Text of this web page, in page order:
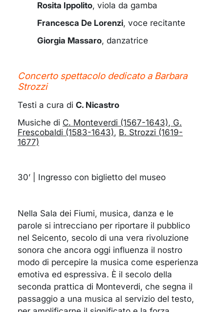
Rosita Ippolito, viola da gamba
Francesca De Lorenzi, voce recitante
Giorgia Massaro, danzatrice
Concerto spettacolo dedicato a Barbara
Strozzi
Testi a cura di C. Nicastro
Musiche di C. Monteverdi (1567-1643), G.
Frescobaldi (1583-1643), B. Strozzi (1619-
1677)
30’ | Ingresso con biglietto del museo
Nella Sala dei Fiumi, musica, danza e le
parole si intrecciano per riportare il pubblico
nel Seicento, secolo di una vera rivoluzione
sonora che ancora oggi influenza il nostro
modo di percepire la musica come esperienza
emotiva ed espressiva. È il secolo della
seconda prattica di Monteverdi, che segna il
passaggio a una musica al servizio del testo,